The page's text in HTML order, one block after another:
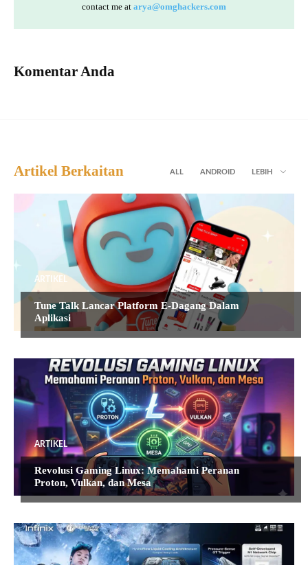
contact me at arya@omghackers.com
Komentar Anda
Artikel Berkaitan ALL ANDROID LEBIH
ARTIKEL
Tune Talk Lancar Platform E-Dagang Dalam
Aplikasi
ARTIKEL
Revolusi Gaming Linux: Memahami Peranan
Proton, Vulkan, dan Mesa